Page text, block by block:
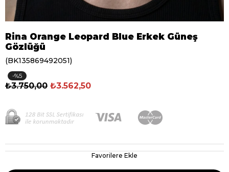
Rina Orange Leopard Blue Erkek Güneş
Gözlüğü
(BK135869492051)
5
₺3.750,00 ₺3.562,50
Favorilere Ekle